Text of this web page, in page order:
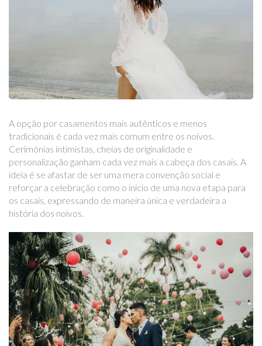
A opção por casamentos mais autênticos e menos
tradicionais é cada vez mais comum entre os noivos.
Cerimônias intimistas, cheias de originalidade e
personalização ganham cada vez mais a cabeça dos casais. A
ideia é se afastar de ser uma mera convenção social e
reforçar a celebração como o início de uma nova etapa para
os casais, expressando de maneira única e verdadeira a
história dos noivos.